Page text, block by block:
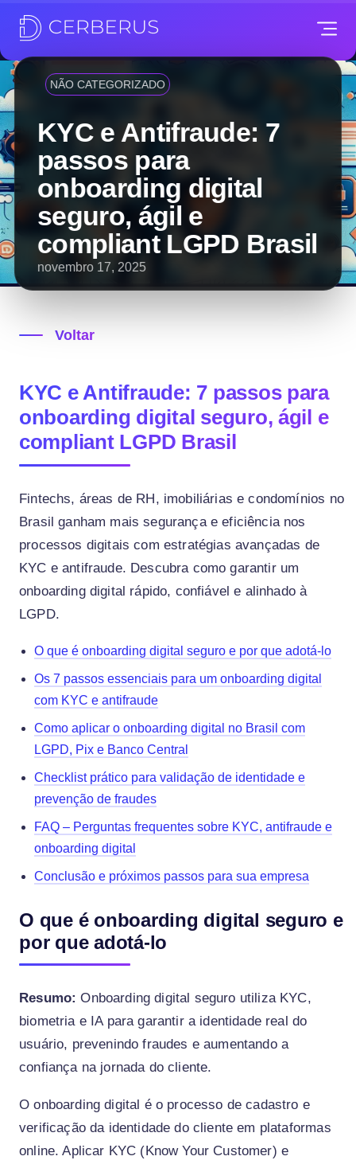
NÃO CATEGORIZADO
KYC e Antifraude: 7
passos para
onboarding digital
seguro, ágil e
compliant LGPD Brasil
novembro 17, 2025
Voltar
KYC e Antifraude: 7 passos para
onboarding digital seguro, ágil e
compliant LGPD Brasil
Fintechs, áreas de RH, imobiliárias e condomínios no
Brasil ganham mais segurança e eficiência nos
processos digitais com estratégias avançadas de
KYC e antifraude. Descubra como garantir um
onboarding digital rápido, confiável e alinhado à
LGPD.
O que é onboarding digital seguro e por que adotá-lo
Os 7 passos essenciais para um onboarding digital
com KYC e antifraude
Como aplicar o onboarding digital no Brasil com
LGPD, Pix e Banco Central
Checklist prático para validação de identidade e
prevenção de fraudes
FAQ – Perguntas frequentes sobre KYC, antifraude e
onboarding digital
Conclusão e próximos passos para sua empresa
O que é onboarding digital seguro e
por que adotá-lo
Resumo: Onboarding digital seguro utiliza KYC,
biometria e IA para garantir a identidade real do
usuário, prevenindo fraudes e aumentando a
confiança na jornada do cliente.
O onboarding digital é o processo de cadastro e
verificação da identidade do cliente em plataformas
online. Aplicar KYC (Know Your Customer) e